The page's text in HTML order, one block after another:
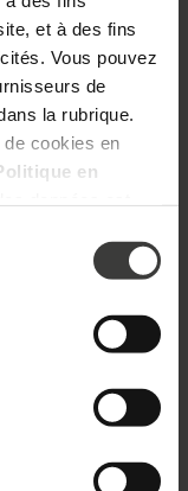
et à des fins
Vous pouvez
de
la rubrique.
cookies en
en
Politique de
d’entrée,